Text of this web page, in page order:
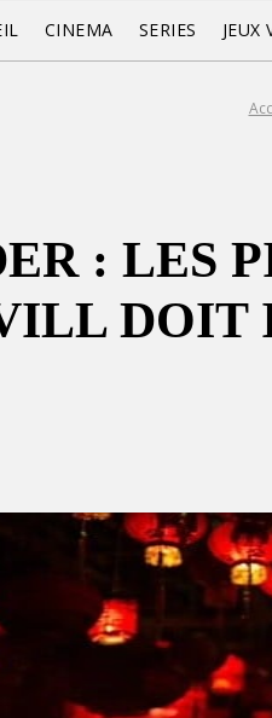
CINEMA SERIES JEUX
: LES
DOIT